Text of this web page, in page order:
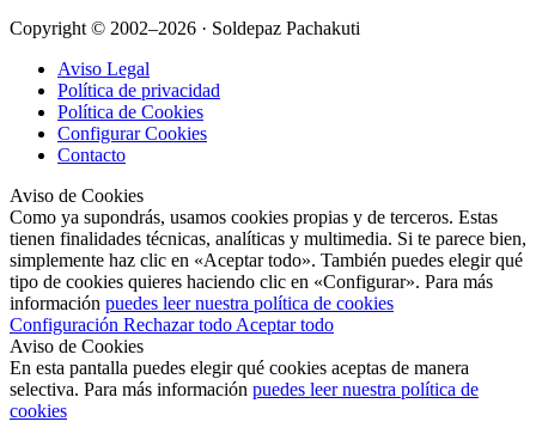
Copyright © 2002–2026 · Soldepaz Pachakuti
Aviso Legal
Política de privacidad
Política de Cookies
Configurar Cookies
Contacto
Aviso de Cookies
Como ya supondrás, usamos cookies propias y de terceros. Estas
tienen finalidades técnicas, analíticas y multimedia. Si te parece bien,
simplemente haz clic en «Aceptar todo». También puedes elegir qué
tipo de cookies quieres haciendo clic en «Configurar». Para más
información puedes leer nuestra política de cookies
Configuración Rechazar todo Aceptar todo
Aviso de Cookies
En esta pantalla puedes elegir qué cookies aceptas de manera
selectiva. Para más información puedes leer nuestra política de
cookies